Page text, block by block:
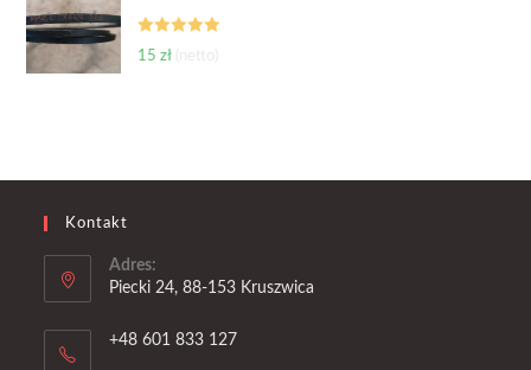
Oceniono
15zł
Kontakt
Adres:
Piecki 24, 88-153 Kruszwica
+48 601 833 127